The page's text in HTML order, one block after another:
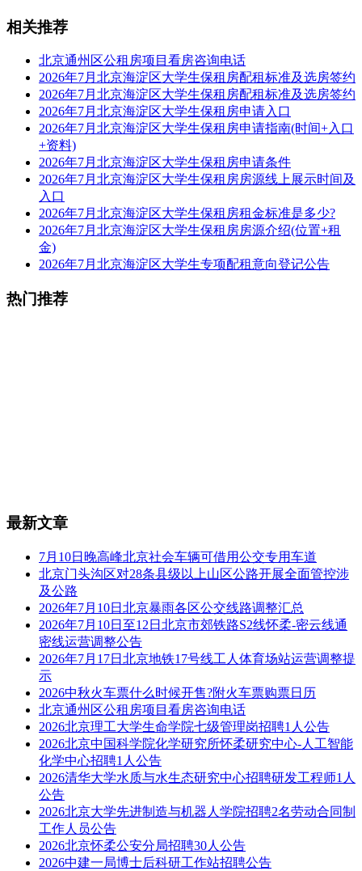
相关推荐
北京通州区公租房项目看房咨询电话
2026年7月北京海淀区大学生保租房配租标准及选房签约
2026年7月北京海淀区大学生保租房配租标准及选房签约
2026年7月北京海淀区大学生保租房申请入口
2026年7月北京海淀区大学生保租房申请指南(时间+入口
+资料)
2026年7月北京海淀区大学生保租房申请条件
2026年7月北京海淀区大学生保租房房源线上展示时间及
入口
2026年7月北京海淀区大学生保租房租金标准是多少?
2026年7月北京海淀区大学生保租房房源介绍(位置+租
金)
2026年7月北京海淀区大学生专项配租意向登记公告
热门推荐
最新文章
7月10日晚高峰北京社会车辆可借用公交专用车道
北京门头沟区对28条县级以上山区公路开展全面管控涉
及公路
2026年7月10日北京暴雨各区公交线路调整汇总
2026年7月10日至12日北京市郊铁路S2线怀柔-密云线通
密线运营调整公告
2026年7月17日北京地铁17号线工人体育场站运营调整提
示
2026中秋火车票什么时候开售?附火车票购票日历
北京通州区公租房项目看房咨询电话
2026北京理工大学生命学院七级管理岗招聘1人公告
2026北京中国科学院化学研究所怀柔研究中心-人工智能
化学中心招聘1人公告
2026清华大学水质与水生态研究中心招聘研发工程师1人
公告
2026北京大学先进制造与机器人学院招聘2名劳动合同制
工作人员公告
2026北京怀柔公安分局招聘30人公告
2026中建一局博士后科研工作站招聘公告